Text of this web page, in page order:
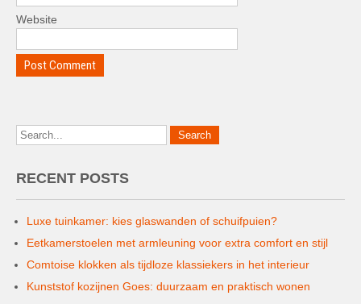
Website
RECENT POSTS
Luxe tuinkamer: kies glaswanden of schuifpuien?
Eetkamerstoelen met armleuning voor extra comfort en stijl
Comtoise klokken als tijdloze klassiekers in het interieur
Kunststof kozijnen Goes: duurzaam en praktisch wonen